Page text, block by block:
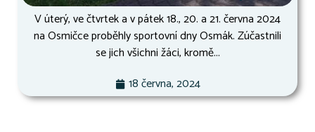
V úterý, ve čtvrtek a v pátek 18., 20. a 21. června 2024
na Osmičce proběhly sportovní dny Osmák. Zúčastnili
se jich všichni žáci, kromě...
18 června, 2024